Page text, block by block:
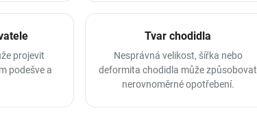
projevit
podešve a
Tvar chodidla
Nesprávná velikost, šířka nebo
deformita chodidla může způsobovat
nerovnoměrné opotřebení.